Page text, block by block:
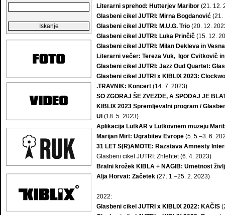
Literarni sprehod: Hutterjev Maribor (21. 12.
Glasbeni cikel JUTRI: Mirna Bogdanović (21.
Glasbeni cikel JUTRI: M.U.G. Trio (20. 12.
Glasbeni cikel JUTRI: Luka Prinčič (15. 12.
Glasbeni cikel JUTRI: Milan Dekleva in
Literarni večer: Tereza Vuk, Igor Cvitkovič
Glasbeni cikel JUTRI: Jazz Oud Quartet:
Glasbeni cikel JUTRI x KIBLIX 2023:
.TRAVNIK: Koncert (14. 7. 2023)
SO ZGORAJ ŠE ZVEZDE, A SPODAJ JE
KIBLIX 2023 Spremljevalni program /
UI (18. 5. 2023)
Aplikacija LutkAR v Lutkovnem muzeju
Marijan Mirt: Ugrabitev Evrope (5. 5.–3. 6.
31 LET S(R)AMOTE: Razstava Amnesty
Glasbeni cikel JUTRI: Zhlehtet (6. 4. 2023)
Bralni krožek KIBLA + NAGIB: Umetnost
Alja Horvat: Začetek (27. 1.–25. 2. 2023)
2022:
Glasbeni cikel JUTRI x KIBLIX 2022: KAČIS